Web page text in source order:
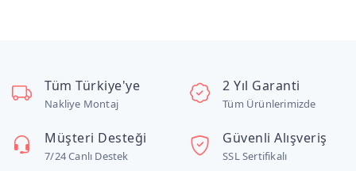
Tüm Türkiye'ye
Nakliye Montaj
2 Yıl Garanti
Tüm Ürünlerimizde
Müşteri Desteği
7/24 Canlı Destek
Güvenli Alışveriş
SSL Sertifikalı